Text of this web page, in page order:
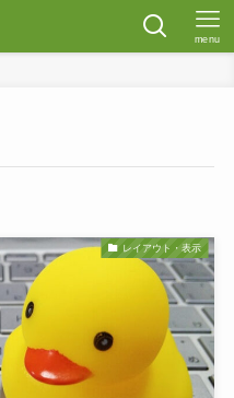
menu
レイアウト・表示